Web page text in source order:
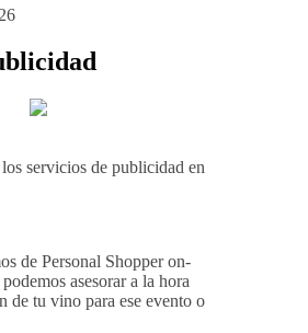
servicios de publicidad en
de Personal Shopper on-
asesorar a la hora
de tu vino para ese evento o